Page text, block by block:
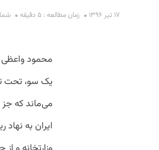
۱۷ تیر ۱۳۹۶ زمان مطالعه : ۵ دقیقه
محمود واعظی
یک ‌سو، تحت
می‌ماند که
ایران به